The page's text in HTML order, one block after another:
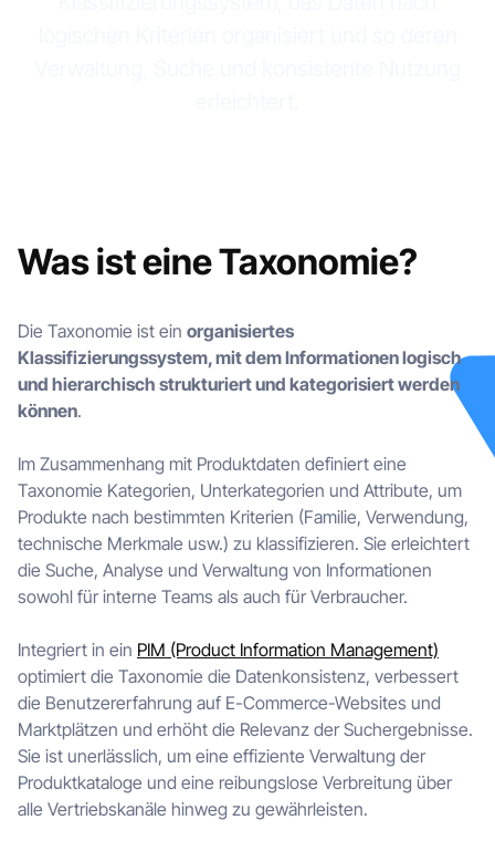
Was ist eine Taxonomie?
Die Taxonomie ist ein organisiertes
Klassifizierungssystem, mit dem Informationen logisch
und hierarchisch strukturiert und kategorisiert werden
können.
Im Zusammenhang mit Produktdaten definiert eine
Taxonomie Kategorien, Unterkategorien und Attribute, um
Produkte nach bestimmten Kriterien (Familie, Verwendung,
technische Merkmale usw.) zu klassifizieren. Sie erleichtert
die Suche, Analyse und Verwaltung von Informationen
sowohl für interne Teams als auch für Verbraucher.
Integriert in ein PIM (Product Information Management)
optimiert die Taxonomie die Datenkonsistenz, verbessert
die Benutzererfahrung auf E-Commerce-Websites und
Marktplätzen und erhöht die Relevanz der Suchergebnisse.
Sie ist unerlässlich, um eine effiziente Verwaltung der
Produktkataloge und eine reibungslose Verbreitung über
alle Vertriebskanäle hinweg zu gewährleisten.